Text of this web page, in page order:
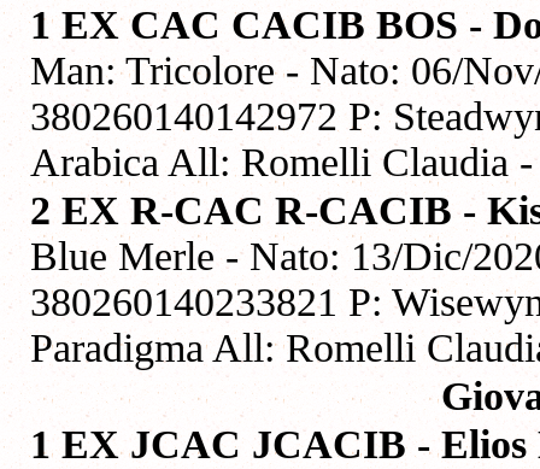
1 EX CAC CACIB BOS -
Man: Tricolore - Nato: 06/
380260140142972 P:
Arabica All: Romelli Claudia
2 EX R-CAC R-CACIB -
Blue Merle - Nato: 13/Dic/
380260140233821 P:
Paradigma All: Romelli
1 EX JCAC JCACIB - Elios